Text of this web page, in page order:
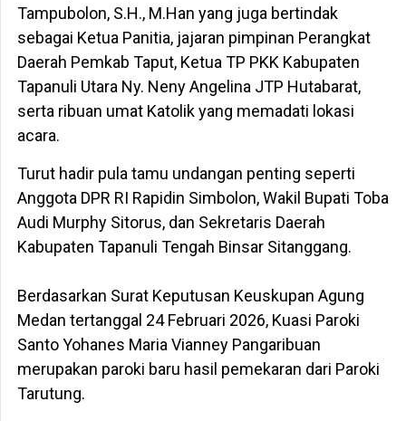
Tampubolon, S.H., M.Han yang juga bertindak
sebagai Ketua Panitia, jajaran pimpinan Perangkat
Daerah Pemkab Taput, Ketua TP PKK Kabupaten
Tapanuli Utara Ny. Neny Angelina JTP Hutabarat,
serta ribuan umat Katolik yang memadati lokasi
acara.
Turut hadir pula tamu undangan penting seperti
Anggota DPR RI Rapidin Simbolon, Wakil Bupati Toba
Audi Murphy Sitorus, dan Sekretaris Daerah
Kabupaten Tapanuli Tengah Binsar Sitanggang.
‎​Berdasarkan Surat Keputusan Keuskupan Agung
Medan tertanggal 24 Februari 2026, Kuasi Paroki
Santo Yohanes Maria Vianney Pangaribuan
merupakan paroki baru hasil pemekaran dari Paroki
Tarutung.